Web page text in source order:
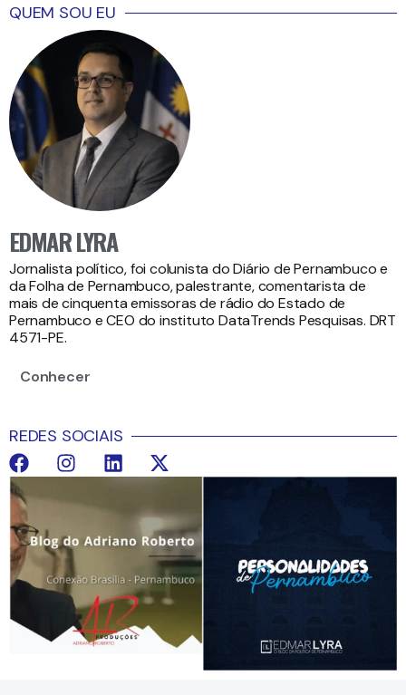
QUEM SOU EU
EDMAR LYRA
Jornalista político, foi colunista do Diário de Pernambuco e
da Folha de Pernambuco, palestrante, comentarista de
mais de cinquenta emissoras de rádio do Estado de
Pernambuco e CEO do instituto DataTrends Pesquisas. DRT
4571-PE.
Conhecer
REDES SOCIAIS